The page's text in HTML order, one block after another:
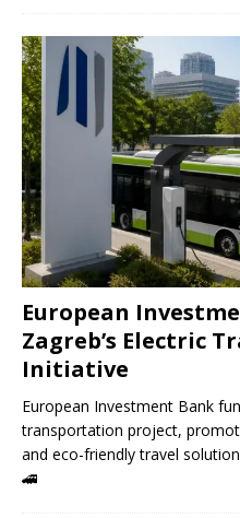
European
Zagreb’s Electric
Initiative
European Investment Bank
transportation project,
and eco-friendly travel
🚄